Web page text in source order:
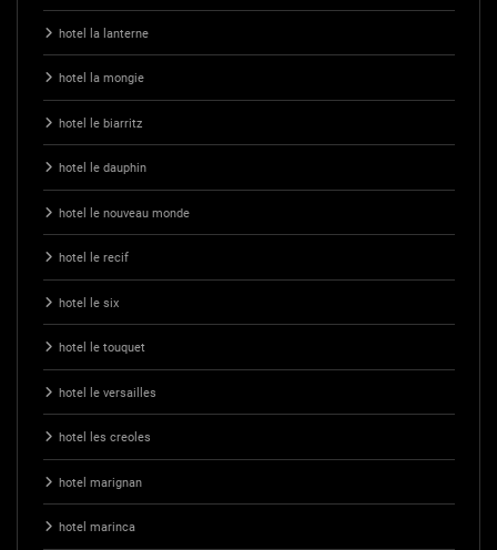
hotel la lanterne
hotel la mongie
hotel le biarritz
hotel le dauphin
hotel le nouveau monde
hotel le recif
hotel le six
hotel le touquet
hotel le versailles
hotel les creoles
hotel marignan
hotel marinca